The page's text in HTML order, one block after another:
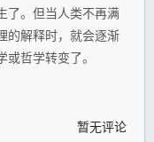
了。但当人类不再满
的解释时，就会逐渐
哲学转变了。
暂无评论